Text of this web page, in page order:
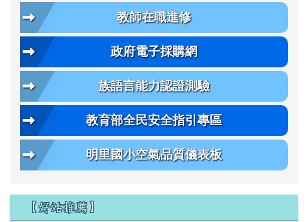
教師在職進修
政府電子採購網
族語言能力認證測驗
教育部全民安全指引專區
明里國小空氣品質儀表板
【好站推薦】